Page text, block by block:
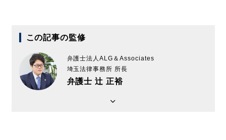
この記事の監修
弁護士法人ALG＆Associates
埼玉法律事務所 所長
弁護士 辻 正裕